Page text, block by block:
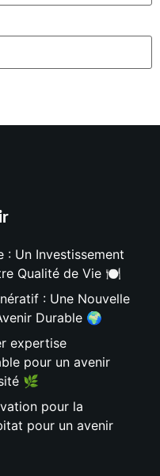
: Un Investissement
Qualité de Vie 🍽️
: Une Nouvelle
Durable 🌍
expertise
pour un avenir
🌿
pour la
pour un avenir